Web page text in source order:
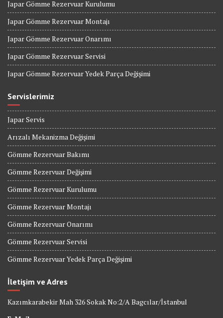
Japar Gömme Rezervuar Kurulumu
Japar Gömme Rezervuar Montajı
Japar Gömme Rezervuar Onarımı
Japar Gömme Rezervuar Servisi
Japar Gömme Rezervuar Yedek Parça Değişimi
Servislerimiz
Japar Servis
Arızalı Mekanizma Değişimi
Gömme Rezervuar Bakımı
Gömme Rezervuar Değişimi
Gömme Rezervuar Kurulumu
Gömme Rezervuar Montajı
Gömme Rezervuar Onarımı
Gömme Rezervuar Servisi
Gömme Rezervuar Yedek Parça Değişimi
İletişim ve Adres
Kazımkarabekir Mah 326 Sokak No:2/A Bagcılar/İstanbul